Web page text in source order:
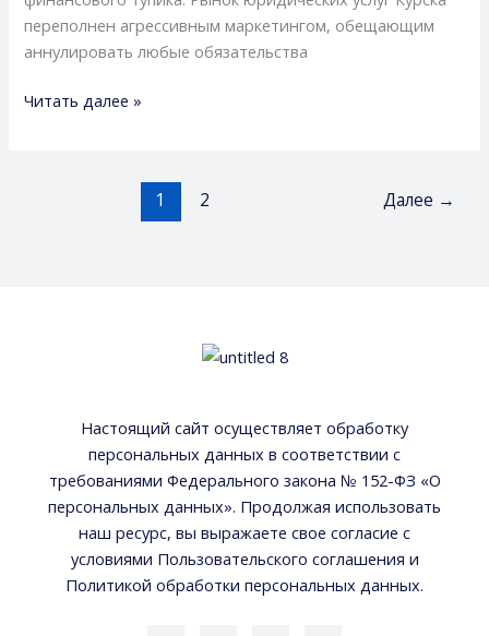
переполнен агрессивным маркетингом, обещающим
аннулировать любые обязательства
юристы
Читать далее »
1 2 Далее →
Настоящий сайт осуществляет обработку
персональных данных в соответствии с
требованиями Федерального закона № 152-ФЗ «О
персональных данных». Продолжая использовать
наш ресурс, вы выражаете свое согласие с
условиями Пользовательского соглашения и
Политикой обработки персональных данных.